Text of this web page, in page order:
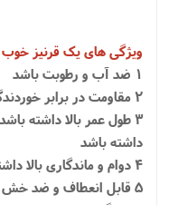
ویژگی های یک قرنیز
1 ضد آب و رطوبت باشد
2 مقاومت در برابر خوردندگی حشرات داشته باشد
3 طول عمر بالا داشته
داشته باشد
4 دوام و ماندگاری بالا داشته باشد
5 قابل انعطاف و ضد خش و ضد ضربه باشد